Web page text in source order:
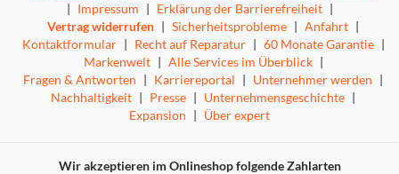
| Impressum | Erklärung der Barrierefreiheit |
Vertrag widerrufen | Sicherheitsprobleme | Anfahrt |
Kontaktformular | Recht auf Reparatur | 60 Monate Garantie |
Markenwelt | Alle Services im Überblick |
Fragen & Antworten | Karriereportal | Unternehmer werden |
Nachhaltigkeit | Presse | Unternehmensgeschichte |
Expansion | Über expert
Wir akzeptieren im Onlineshop folgende Zahlarten